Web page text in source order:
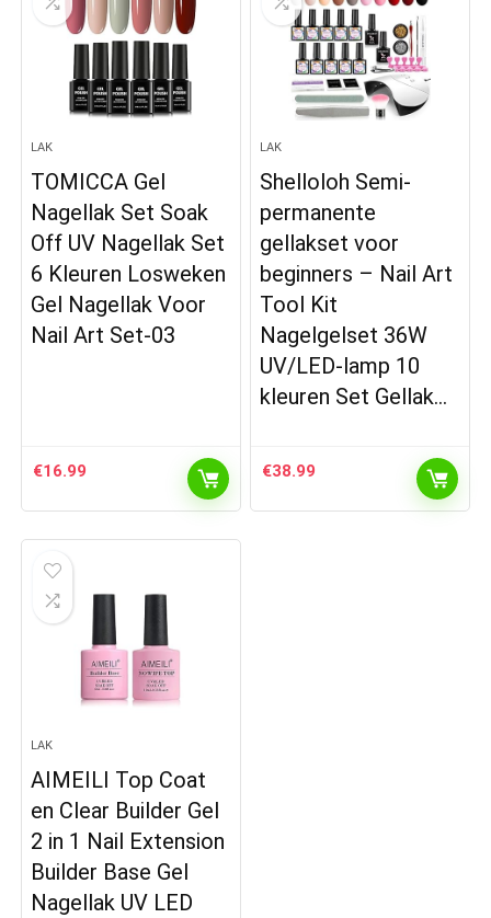
LAK
TOMICCA Gel
Nagellak Set Soak
Off UV Nagellak Set
6 Kleuren Losweken
Gel Nagellak Voor
Nail Art Set-03
€16.99
LAK
Shelloloh Semi-
permanente
gellakset voor
beginners – Nail Art
Tool Kit
Nagelgelset 36W
UV/LED-lamp 10
kleuren Set Gellak…
€38.99
LAK
AIMEILI Top Coat
en Clear Builder Gel
2 in 1 Nail Extension
Builder Base Gel
Nagellak UV LED